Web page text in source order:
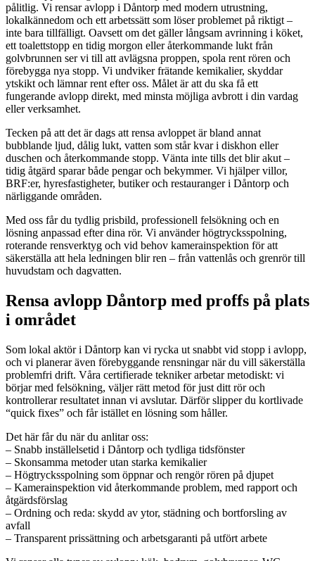
pålitlig. Vi rensar avlopp i Dåntorp med modern utrustning,
lokalkännedom och ett arbetssätt som löser problemet på riktigt –
inte bara tillfälligt. Oavsett om det gäller långsam avrinning i köket,
ett toalettstopp en tidig morgon eller återkommande lukt från
golvbrunnen ser vi till att avlägsna proppen, spola rent rören och
förebygga nya stopp. Vi undviker frätande kemikalier, skyddar
ytskikt och lämnar rent efter oss. Målet är att du ska få ett
fungerande avlopp direkt, med minsta möjliga avbrott i din vardag
eller verksamhet.
Tecken på att det är dags att rensa avloppet är bland annat
bubblande ljud, dålig lukt, vatten som står kvar i diskhon eller
duschen och återkommande stopp. Vänta inte tills det blir akut –
tidig åtgärd sparar både pengar och bekymmer. Vi hjälper villor,
BRF:er, hyresfastigheter, butiker och restauranger i Dåntorp och
närliggande områden.
Med oss får du tydlig prisbild, professionell felsökning och en
lösning anpassad efter dina rör. Vi använder högtrycksspolning,
roterande rensverktyg och vid behov kamerainspektion för att
säkerställa att hela ledningen blir ren – från vattenlås och grenrör till
huvudstam och dagvatten.
Rensa avlopp Dåntorp med proffs på plats
i området
Som lokal aktör i Dåntorp kan vi rycka ut snabbt vid stopp i avlopp,
och vi planerar även förebyggande rensningar när du vill säkerställa
problemfri drift. Våra certifierade tekniker arbetar metodiskt: vi
börjar med felsökning, väljer rätt metod för just ditt rör och
kontrollerar resultatet innan vi avslutar. Därför slipper du kortlivade
“quick fixes” och får istället en lösning som håller.
Det här får du när du anlitar oss:
– Snabb inställelsetid i Dåntorp och tydliga tidsfönster
– Skonsamma metoder utan starka kemikalier
– Högtrycksspolning som öppnar och rengör rören på djupet
– Kamerainspektion vid återkommande problem, med rapport och
åtgärdsförslag
– Ordning och reda: skydd av ytor, städning och bortforsling av
avfall
– Transparent prissättning och arbetsgaranti på utfört arbete